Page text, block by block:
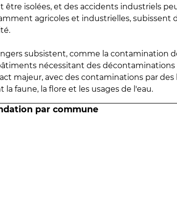
être isolées, et des accidents industriels
agricoles et industrielles, subissent
subsistent, comme la contamination
nécessitant des décontaminations
majeur, avec des contaminations par des
faune, la flore et les usages de l'eau.
par commune